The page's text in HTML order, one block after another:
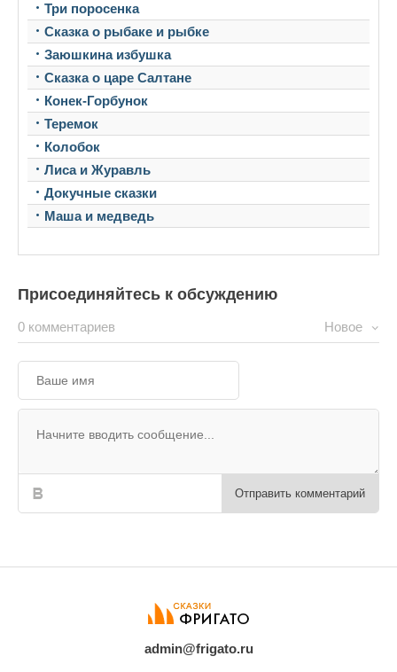
Три поросенка
Сказка о рыбаке и рыбке
Заюшкина избушка
Сказка о царе Салтане
Конек-Горбунок
Теремок
Колобок
Лиса и Журавль
Докучные сказки
Маша и медведь
Присоединяйтесь к обсуждению
0 комментариев Новое
Отправить комментарий
admin@frigato.ru